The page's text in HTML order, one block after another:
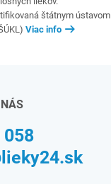
štátnym ústavom
Viac info
058